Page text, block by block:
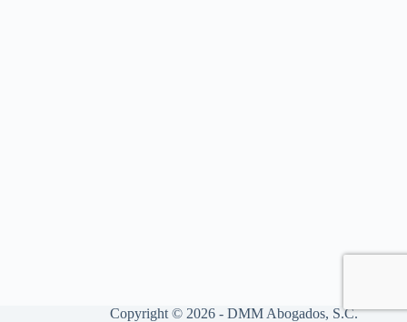
Copyright © 2026 - DMM Abogados, S.C.